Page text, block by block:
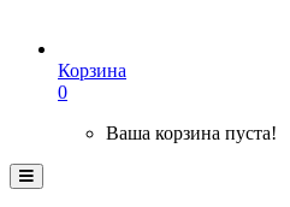
Корзина
0
Ваша корзина пуста!